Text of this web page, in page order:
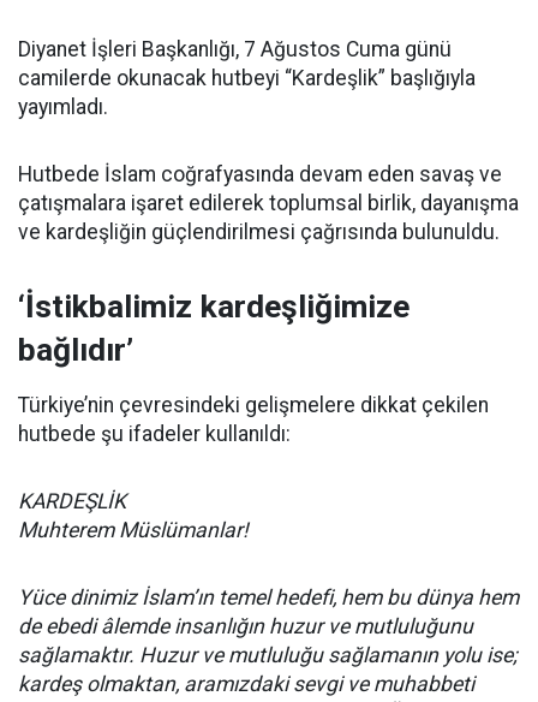
Diyanet İşleri Başkanlığı, 7 Ağustos Cuma günü
camilerde okunacak hutbeyi “Kardeşlik” başlığıyla
yayımladı.
Hutbede İslam coğrafyasında devam eden savaş ve
çatışmalara işaret edilerek toplumsal birlik, dayanışma
ve kardeşliğin güçlendirilmesi çağrısında bulunuldu.
‘İstikbalimiz kardeşliğimize
bağlıdır’
Türkiye’nin çevresindeki gelişmelere dikkat çekilen
hutbede şu ifadeler kullanıldı:
KARDEŞLİK
Muhterem Müslümanlar!
Yüce dinimiz İslam’ın temel hedefi, hem bu dünya hem
de ebedi âlemde insanlığın huzur ve mutluluğunu
sağlamaktır. Huzur ve mutluluğu sağlamanın yolu ise;
kardeş olmaktan, aramızdaki sevgi ve muhabbeti